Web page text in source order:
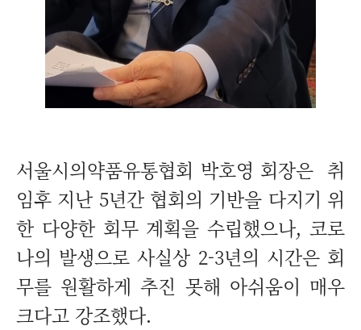
서울시의약품유통협회 박호영 회장은 취
임후 지난 5년간 협회의 기반을 다지기 위
한 다양한 회무 계획을 수립했으나, 코로
나의 발생으로 사실상 2-3년의 시간은 회
무를 원활하게 추진 못해 아쉬움이 매우
크다고 강조했다.